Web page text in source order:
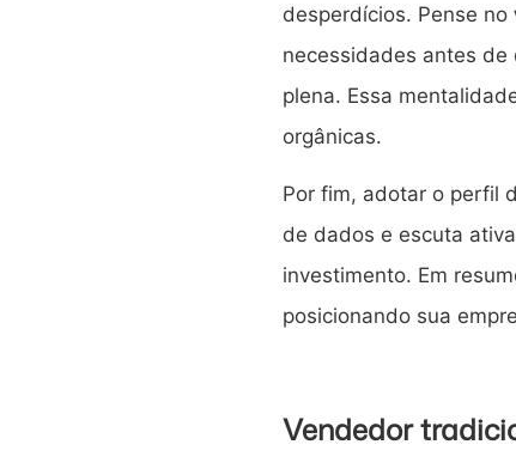
desperdícios. Pense no
necessidades antes
plena. Essa
orgânicas.
Por fim, adotar o perfil
de dados e escuta
investimento. Em
posicionando sua
Vendedor